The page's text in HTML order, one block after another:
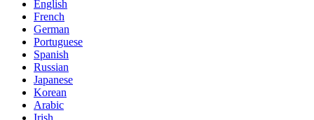
English
French
German
Portuguese
Spanish
Russian
Japanese
Korean
Arabic
Irish